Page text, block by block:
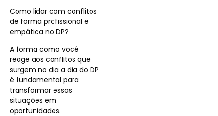
Como lidar com conflitos
de forma profissional e
empática no DP?
A forma como você
reage aos conflitos que
surgem no dia a dia do DP
é fundamental para
transformar essas
situações em
oportunidades.